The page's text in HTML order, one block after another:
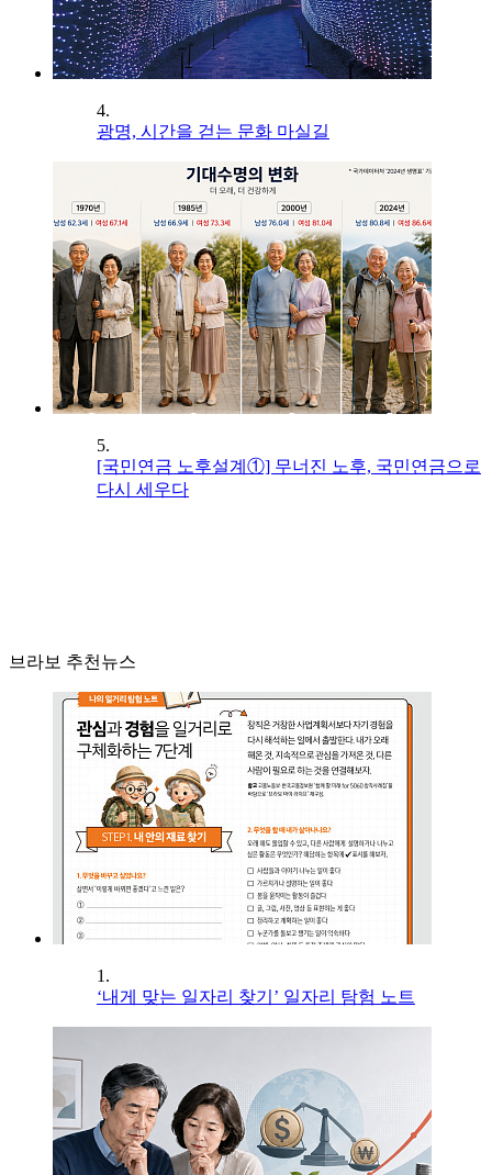
4.
광명, 시간을 걷는 문화 마실길
5.
[국민연금 노후설계①] 무너진 노후, 국민연금으로
다시 세우다
브라보 추천뉴스
1.
‘내게 맞는 일자리 찾기’ 일자리 탐험 노트